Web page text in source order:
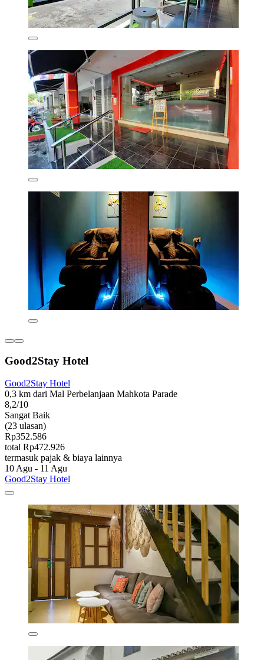
Good2Stay Hotel
Good2Stay Hotel
0,3 km dari Mal Perbelanjaan Mahkota Parade
8,2/10
Sangat Baik
(23 ulasan)
Rp352.586
total Rp472.926
termasuk pajak & biaya lainnya
10 Agu - 11 Agu
Good2Stay Hotel